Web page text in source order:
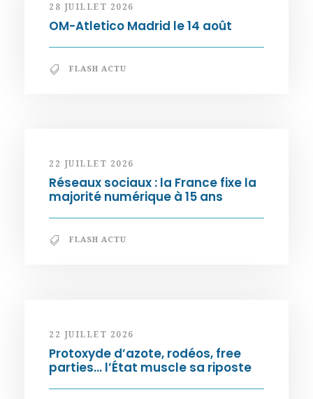
28 JUILLET 2026
OM-Atletico Madrid le 14 août
FLASH ACTU
22 JUILLET 2026
Réseaux sociaux : la France fixe la
majorité numérique à 15 ans
FLASH ACTU
22 JUILLET 2026
Protoxyde d’azote, rodéos, free
parties… l’État muscle sa riposte